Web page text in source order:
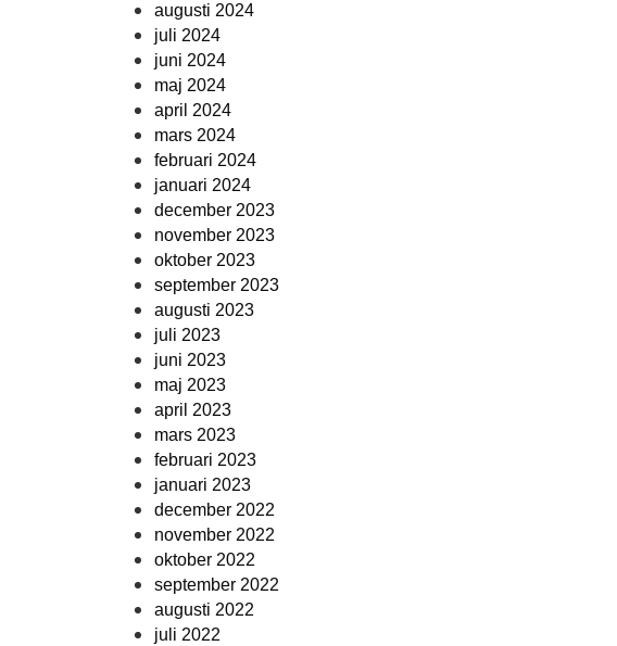
augusti 2024
juli 2024
juni 2024
maj 2024
april 2024
mars 2024
februari 2024
januari 2024
december 2023
november 2023
oktober 2023
september 2023
augusti 2023
juli 2023
juni 2023
maj 2023
april 2023
mars 2023
februari 2023
januari 2023
december 2022
november 2022
oktober 2022
september 2022
augusti 2022
juli 2022